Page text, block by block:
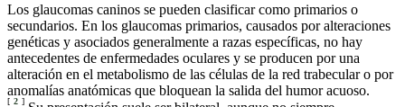
Los glaucomas caninos se pueden clasificar como primarios o
secundarios. En los glaucomas primarios, causados por alteraciones
genéticas y asociados generalmente a razas específicas, no hay
antecedentes de enfermedades oculares y se producen por una
alteración en el metabolismo de las células de la red trabecular o por
anomalías anatómicas que bloquean la salida del humor acuoso.
[ 2 ]